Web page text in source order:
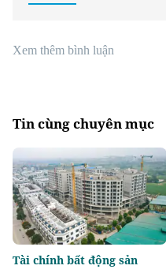
Xem thêm bình luận
Tin cùng chuyên mục
Tài chính bất động sản